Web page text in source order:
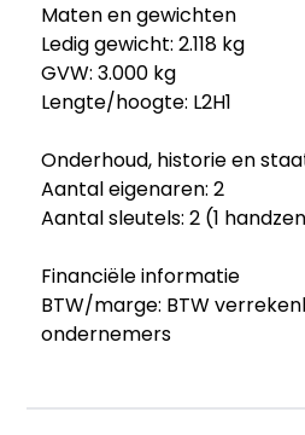
Maten en gewichten
Ledig gewicht: 2.118 kg
GVW: 3.000 kg
Lengte/hoogte: L2H1
Onderhoud, historie en
Aantal eigenaren: 2
Aantal sleutels: 2 (1
Financiële informatie
BTW/marge: BTW
ondernemers